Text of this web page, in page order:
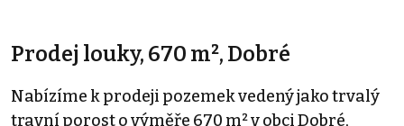
Prodej louky, 670 m², Dobré
Nabízíme k prodeji pozemek vedený jako trvalý
travní porost o výměře 670 m² v obci Dobré,